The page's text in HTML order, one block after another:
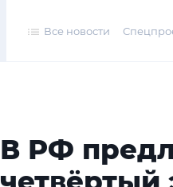
Все новости
В РФ